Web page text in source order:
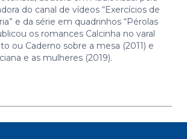
do canal de vídeos “Exercícios de
e da série em quadrinhos “Pérolas
os romances Calcinha no varal
ou Caderno sobre a mesa (2011) e
e as mulheres (2019).